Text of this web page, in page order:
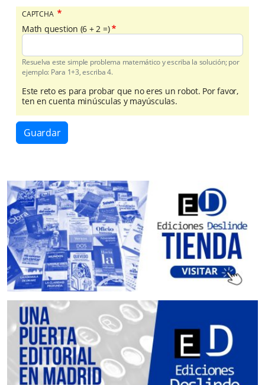
CAPTCHA
Math question (6 + 2 =)
Resuelva este simple problema matemático y escriba la solución; por
ejemplo: Para 1+3, escriba 4.
Este reto es para probar que no eres un robot. Por favor,
ten en cuenta minúsculas y mayúsculas.
Guardar